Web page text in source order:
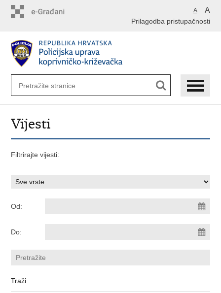
A A
Prilagodba pristupačnosti
Vijesti
Filtrirajte vijesti:
Od:
Do: